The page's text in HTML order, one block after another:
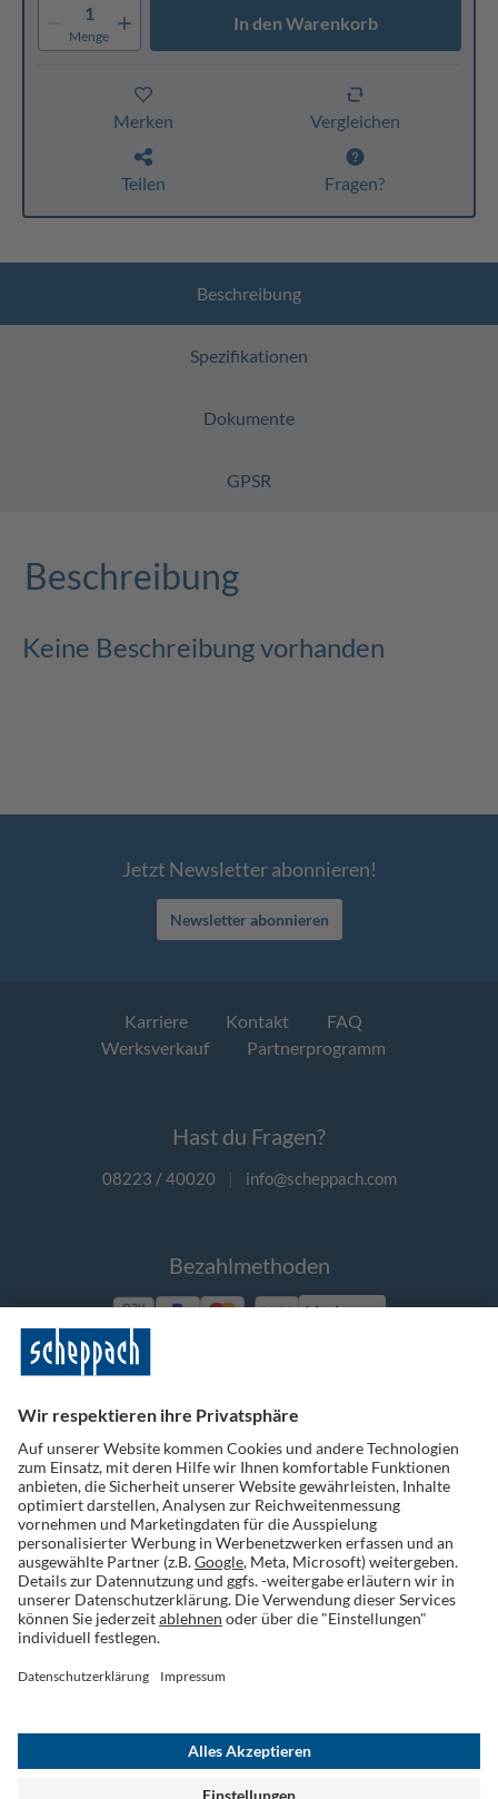
1
Menge
In den Warenkorb
Merken Vergleichen
Teilen Fragen?
Beschreibung
Spezifikationen
Dokumente
GPSR
Beschreibung
Keine Beschreibung vorhanden
Jetzt Newsletter abonnieren!
Newsletter abonnieren
Karriere Kontakt
FAQ
Werksverkauf
Partnerprogramm
Hast du Fragen?
08223 / 40020 | info@scheppach.com
Bezahlmethoden
Vorkasse
Folge uns auf Social Media
Widerruf einreichen